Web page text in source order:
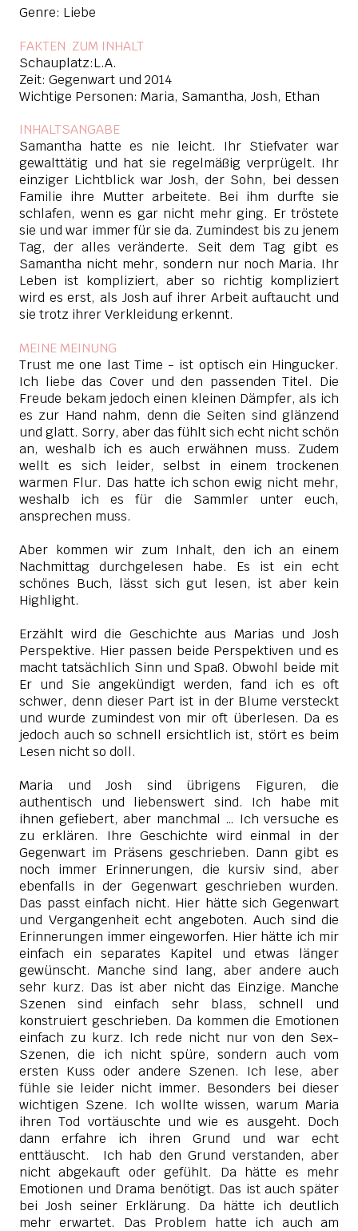
Genre: Liebe
FAKTEN ZUM INHALT
Schauplatz:L.A.
Zeit: Gegenwart und 2014
Wichtige Personen: Maria, Samantha, Josh, Ethan
INHALTSANGABE
Samantha hatte es nie leicht. Ihr Stiefvater war
gewalttätig und hat sie regelmäßig verprügelt. Ihr
einziger Lichtblick war Josh, der Sohn, bei dessen
Familie ihre Mutter arbeitete. Bei ihm durfte sie
schlafen, wenn es gar nicht mehr ging. Er tröstete
sie und war immer für sie da. Zumindest bis zu jenem
Tag, der alles veränderte. Seit dem Tag gibt es
Samantha nicht mehr, sondern nur noch Maria. Ihr
Leben ist kompliziert, aber so richtig kompliziert
wird es erst, als Josh auf ihrer Arbeit auftaucht und
sie trotz ihrer Verkleidung erkennt.
MEINE MEINUNG
Trust me one last Time - ist optisch ein Hingucker.
Ich liebe das Cover und den passenden Titel. Die
Freude bekam jedoch einen kleinen Dämpfer, als ich
es zur Hand nahm, denn die Seiten sind glänzend
und glatt. Sorry, aber das fühlt sich echt nicht schön
an, weshalb ich es auch erwähnen muss. Zudem
wellt es sich leider, selbst in einem trockenen
warmen Flur. Das hatte ich schon ewig nicht mehr,
weshalb ich es für die Sammler unter euch,
ansprechen muss.
Aber kommen wir zum Inhalt, den ich an einem
Nachmittag durchgelesen habe. Es ist ein echt
schönes Buch, lässt sich gut lesen, ist aber kein
Highlight.
Erzählt wird die Geschichte aus Marias und Josh
Perspektive. Hier passen beide Perspektiven und es
macht tatsächlich Sinn und Spaß. Obwohl beide mit
Er und Sie angekündigt werden, fand ich es oft
schwer, denn dieser Part ist in der Blume versteckt
und wurde zumindest von mir oft überlesen. Da es
jedoch auch so schnell ersichtlich ist, stört es beim
Lesen nicht so doll.
Maria und Josh sind übrigens Figuren, die
authentisch und liebenswert sind. Ich habe mit
ihnen gefiebert, aber manchmal … Ich versuche es
zu erklären. Ihre Geschichte wird einmal in der
Gegenwart im Präsens geschrieben. Dann gibt es
noch immer Erinnerungen, die kursiv sind, aber
ebenfalls in der Gegenwart geschrieben wurden.
Das passt einfach nicht. Hier hätte sich Gegenwart
und Vergangenheit echt angeboten. Auch sind die
Erinnerungen immer eingeworfen. Hier hätte ich mir
einfach ein separates Kapitel und etwas länger
gewünscht. Manche sind lang, aber andere auch
sehr kurz. Das ist aber nicht das Einzige. Manche
Szenen sind einfach sehr blass, schnell und
konstruiert geschrieben. Da kommen die Emotionen
einfach zu kurz. Ich rede nicht nur von den Sex-
Szenen, die ich nicht spüre, sondern auch vom
ersten Kuss oder andere Szenen. Ich lese, aber
fühle sie leider nicht immer. Besonders bei dieser
wichtigen Szene. Ich wollte wissen, warum Maria
ihren Tod vortäuschte und wie es ausgeht. Doch
dann erfahre ich ihren Grund und war echt
enttäuscht. Ich hab den Grund verstanden, aber
nicht abgekauft oder gefühlt. Da hätte es mehr
Emotionen und Drama benötigt. Das ist auch später
bei Josh seiner Erklärung. Da hätte ich deutlich
mehr erwartet. Das Problem hatte ich auch am